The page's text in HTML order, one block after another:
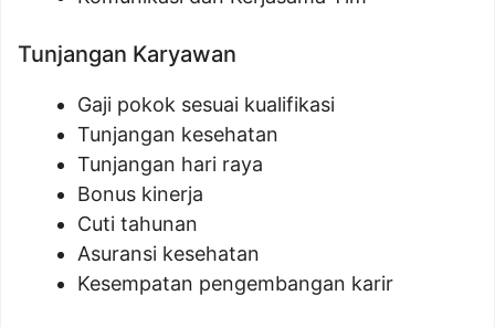
Tunjangan Karyawan
Gaji pokok sesuai kualifikasi
Tunjangan kesehatan
Tunjangan hari raya
Bonus kinerja
Cuti tahunan
Asuransi kesehatan
Kesempatan pengembangan karir